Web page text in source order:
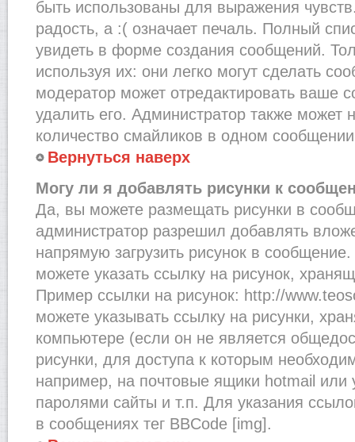
быть использованы для выражения
радость, а :( означает печаль. Полный
увидеть в форме создания сообщений.
используя их: они легко могут сделать
модератор может отредактировать ваше
удалить его. Администратор также может
количество смайликов в одном
Вернуться наверх
Могу ли я добавлять рисунки к
Да, вы можете размещать рисунки в
администратор разрешил добавлять
напрямую загрузить рисунок в
можете указать ссылку на рисунок,
Пример ссылки на рисунок: http://
можете указывать ссылку на рисунки,
компьютере (если он не является
рисунки, для доступа к которым
например, на почтовые ящики hotmail
паролями сайты и т.п. Для указания
в сообщениях тег BBCode [img].